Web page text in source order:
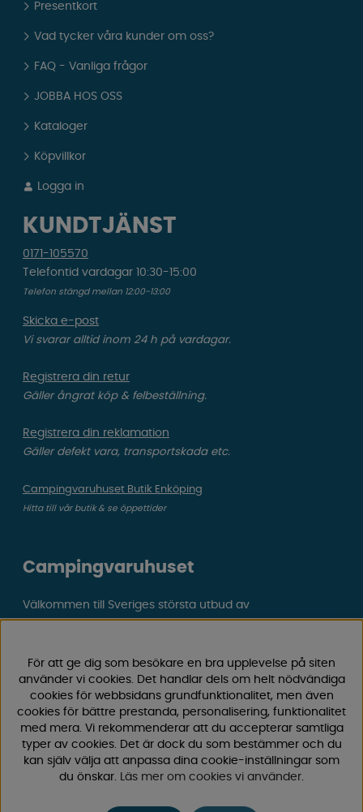
Presentkort
Vad tycker våra kunder om oss?
FAQ - Vanliga frågor
JOBBA HOS OSS
Kataloger
Köpvillkor
Logga in
KUNDTJÄNST
0171-105570
Telefontid vardagar 10:30-15:00
Telefon stängd mellan 12:00-13:00
Skicka e-post
Vi svarar alltid inom 24 h på vardagar.
Registrera din retur
Gäller ångrat köp & felbeställning.
Registrera din reklamation
Gäller defekt vara, transportskada etc.
Campingvaruhuset Butik Enköping
Hitta till vår butik & se öppettider
Campingvaruhuset
Välkommen till Sveriges största utbud av
campingtillbehör för husvagn, husbil och van! Med över
camping och fritid.
Hos oss hittar du allt från reservdelar till smarta tillbehör
som gör din campingupplevelse smidigare och roligare.
Vi erbjuder hög kvalitet och konkurrenskraftiga priser –
både online och i vår fysiskabutik i Enköping.
Följ oss på Facebook och Instagram för inspiration,
För att ge dig som besökare en bra upplevelse på siten
använder vi cookies. Det handlar dels om helt nödvändiga
cookies för webbsidans grundfunktionalitet, men även
cookies för bättre prestanda, personalisering, funktionalitet
med mera. Vi rekommenderar att du accepterar samtliga
typer av cookies. Det är dock du som bestämmer och du
kan själv välja att anpassa dina cookie-inställningar som
du önskar. Läs mer om cookies vi använder.